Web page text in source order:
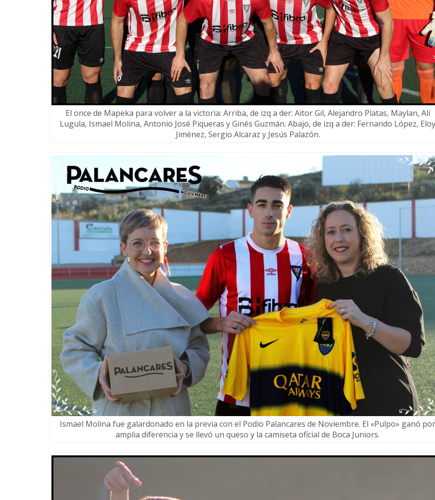
El once de Mapeka para volver a la victoria: Arriba, de izq a der: Aitor Gil, Alejandro Platas, Maylan, Alí
Lugula, Ismael Molina, Antonio José Piqueras y Ginés Guzmán. Abajo, de izq a der: Fernando López, Eloy
Jiménez, Sergio Alcaraz y Jesús Palazón.
Ismael Molina fue galardonado en la previa con el Podio Palancares de Noviembre. El «Pulpo» ganó por
amplia diferencia y se llevó un queso y la camiseta oficial de Boca Juniors.